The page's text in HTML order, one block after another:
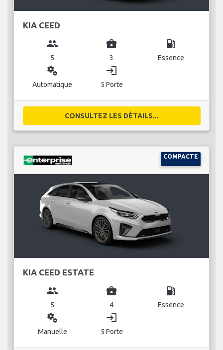
KIA CEED
group
5
business_center
3
local_gas_station
Essence
miscellaneous_services
Automatique
login
5 Porte
CONSULTEZ LES DÉTAILS...
COMPACTE
KIA CEED ESTATE
group
5
business_center
4
local_gas_station
Essence
miscellaneous_services
Manuelle
login
5 Porte